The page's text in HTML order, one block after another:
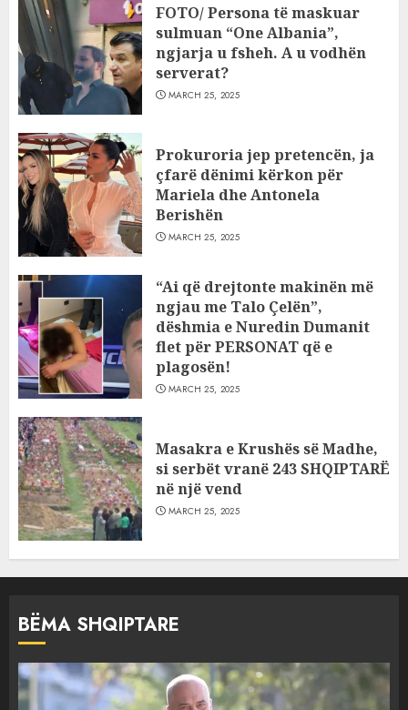
FOTO/ Persona të maskuar
sulmuan “One Albania”,
ngjarja u fsheh. A u vodhën
serverat?
MARCH 25, 2025
Prokuroria jep pretencën, ja
çfarë dënimi kërkon për
Mariela dhe Antonela
Berishën
MARCH 25, 2025
“Ai që drejtonte makinën më
ngjau me Talo Çelën”,
dëshmia e Nuredin Dumanit
flet për PERSONAT që e
plagosën!
MARCH 25, 2025
Masakra e Krushës së Madhe,
si serbët vranë 243 SHQIPTARË
në një vend
MARCH 25, 2025
BËMA SHQIPTARE